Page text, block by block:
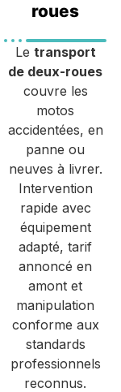
roues
Le transport
de deux-roues
couvre les
motos
accidentées, en
panne ou
neuves à livrer.
Intervention
rapide avec
équipement
adapté, tarif
annoncé en
amont et
manipulation
conforme aux
standards
professionnels
reconnus.